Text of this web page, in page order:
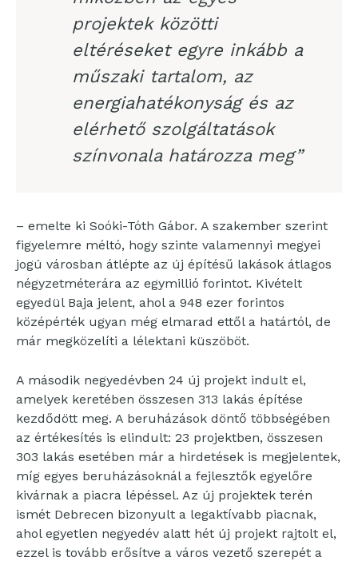
projektek közötti
eltéréseket egyre inkább a
műszaki tartalom, az
energiahatékonyság és az
elérhető szolgáltatások
színvonala határozza meg”
– emelte ki Soóki-Tóth Gábor. A szakember szerint
figyelemre méltó, hogy szinte valamennyi megyei
jogú városban átlépte az új építésű lakások átlagos
négyzetméterára az egymillió forintot. Kivételt
egyedül Baja jelent, ahol a 948 ezer forintos
középérték ugyan még elmarad ettől a határtól, de
már megközelíti a lélektani küszöböt.
A második negyedévben 24 új projekt indult el,
amelyek keretében összesen 313 lakás építése
kezdődött meg. A beruházások döntő többségében
az értékesítés is elindult: 23 projektben, összesen
303 lakás esetében már a hirdetések is megjelentek,
míg egyes beruházásoknál a fejlesztők egyelőre
kivárnak a piacra lépéssel. Az új projektek terén
ismét Debrecen bizonyult a legaktívabb piacnak,
ahol egyetlen negyedév alatt hét új projekt rajtolt el,
ezzel is tovább erősítve a város vezető szerepét a